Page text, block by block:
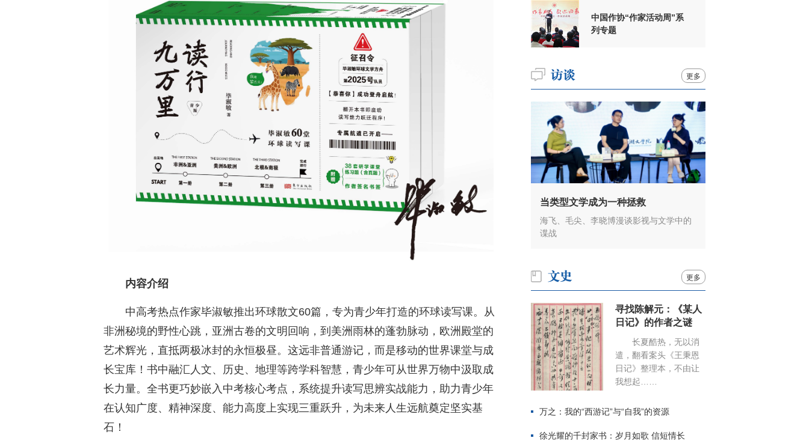
内容介绍
中高考热点作家毕淑敏推出环球散文60篇，专为青少年打造的环球读写课。从
非洲秘境的野性心跳，亚洲古卷的文明回响，到美洲雨林的蓬勃脉动，欧洲殿堂的
艺术辉光，直抵两极冰封的永恒极昼。这远非普通游记，而是移动的世界课堂与成
长宝库！书中融汇人文、历史、地理等跨学科智慧，青少年可从世界万物中汲取成
长力量。全书更巧妙嵌入中考核心考点，系统提升读写思辨实战能力，助力青少年
在认知广度、精神深度、能力高度上实现三重跃升，为未来人生远航奠定坚实基
石！
中国作协“作家活动周”系
列专题
更多
当类型文学成为一种拯救
海飞、毛尖、李晓博漫谈影视与文学中的
谍战
更多
寻找陈解元：《某人
日记》的作者之谜
长夏酷热，无以消
遣，翻看案头《王秉恩
日记》整理本，不由让
我想起……
万之：我的“西游记”与“自我”的资源
徐光耀的千封家书：岁月如歌 信短情长